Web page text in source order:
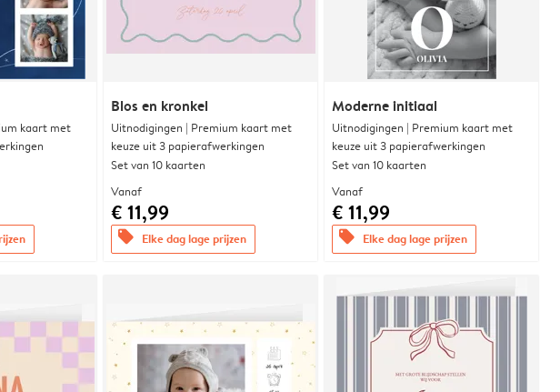
kaart met
Blos en kronkel
Uitnodigingen | Premium kaart met
keuze uit 3 papierafwerkingen
Set van 10 kaarten
Vanaf
€ 11,99
offers Elke dag lage prijzen
Moderne initiaal
Uitnodigingen | Premium kaart met
keuze uit 3 papierafwerkingen
Set van 10 kaarten
Vanaf
€ 11,99
offers Elke dag lage prijzen